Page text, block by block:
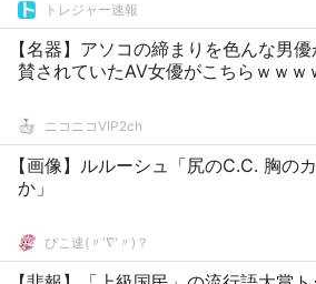
トレジャー速報
【名器】アソコの締まりを色んな男優か
賛されていたAV女優がこちらｗｗｗ
ニコニコVIP2ch
【画像】ルルーシュ「尻のC.C. 胸の
か」
ぴこ速(〃'∇'〃)？